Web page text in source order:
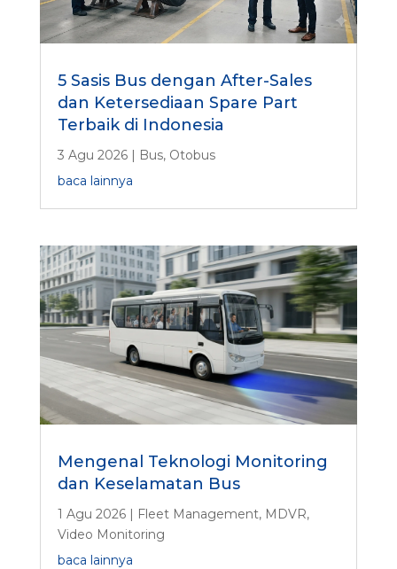
5 Sasis Bus dengan After-Sales
dan Ketersediaan Spare Part
Terbaik di Indonesia
3 Agu 2026| Bus, Otobus
baca lainnya
Mengenal Teknologi Monitoring
dan Keselamatan Bus
1 Agu 2026| Fleet Management, MDVR,
Video Monitoring
baca lainnya